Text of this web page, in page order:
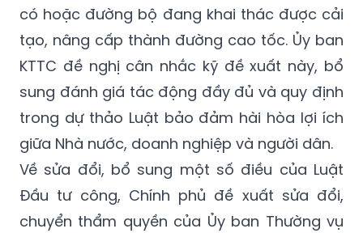
có hoặc đường bộ đang khai thác được cải
tạo, nâng cấp thành đường cao tốc. Ủy ban
KTTC đề nghị cân nhắc kỹ đề xuất này, bổ
sung đánh giá tác động đầy đủ và quy định
trong dự thảo Luật bảo đảm hài hòa lợi ích
giữa Nhà nước, doanh nghiệp và người dân.
Về sửa đổi, bổ sung một số điều của Luật
Đầu tư công, Chính phủ đề xuất sửa đổi,
chuyển thẩm quyền của Ủy ban Thường vụ